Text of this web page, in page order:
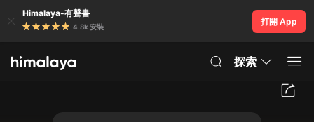
Himalaya-有聲書
4.8k 安裝
打開 App
探索